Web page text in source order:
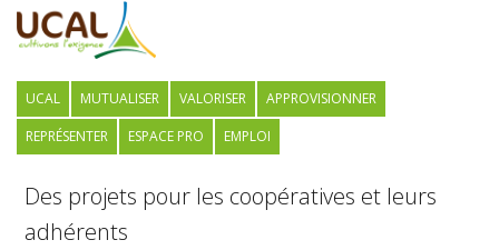
UCAL MUTUALISER VALORISER
APPROVISIONNER
REPRÉSENTER
ESPACE PRO EMPLOI
Des projets pour les coopératives et leurs
adhérents